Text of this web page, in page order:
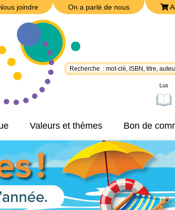
joindre On a parlé de nous
Valeurs et thèmes Bon de
On a parlé de nous
Achat en ligne
Nous joindre
Lus